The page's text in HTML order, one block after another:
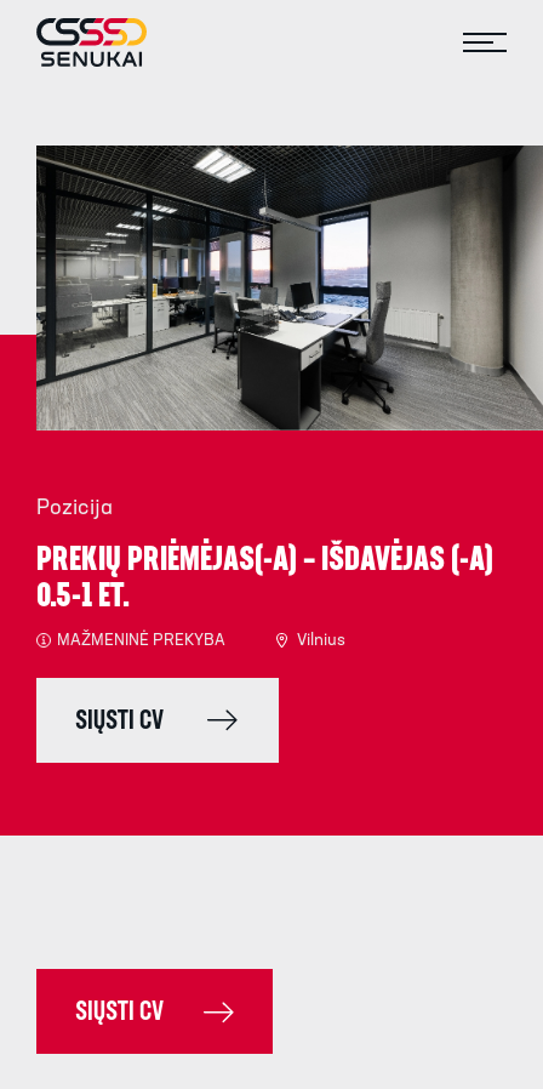
Pozicija
PREKIŲ PRIĖMĖJAS(-A) – IŠDAVĖJAS (-A)
0.5-1 ET.
MAŽMENINĖ PREKYBA Vilnius
SIŲSTI CV
SIŲSTI CV